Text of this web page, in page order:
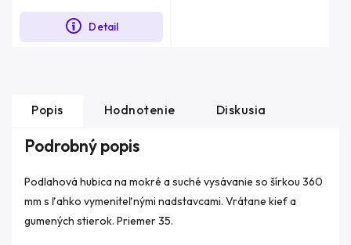
Detail
Popis Hodnotenie Diskusia
Podrobný popis
Podlahová hubica na mokré a suché vysávanie so šírkou 360
mm s ľahko vymeniteľnými nadstavcami. Vrátane kief a
gumených stierok. Priemer 35.